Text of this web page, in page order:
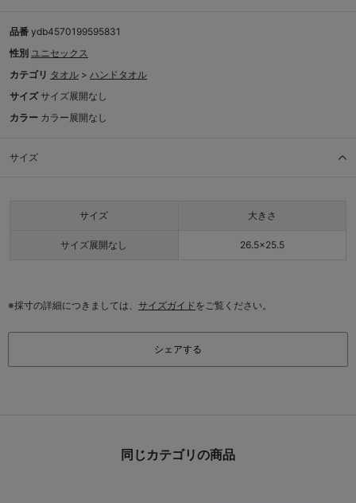
品番 ydb4570199595831
性別 ユニセックス
カテゴリ タオル > ハンドタオル
サイズ サイズ展開なし
カラー カラー展開なし
サイズ
サイズ 大きさ
サイズ展開なし 26.5×25.5
※採寸の詳細につきましては、 サイズガイドをご覧ください。
シェアする
同じカテゴリの商品